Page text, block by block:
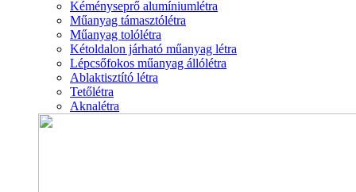
Kéményseprő alumíniumlétra
Műanyag támasztólétra
Műanyag tolólétra
Kétoldalon járható műanyag létra
Lépcsőfokos műanyag állólétra
Ablaktisztító létra
Tetőlétra
Aknalétra